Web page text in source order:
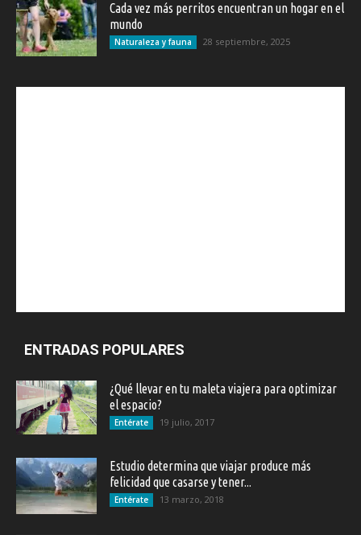
Cada vez más perritos encuentran un hogar en el
mundo
Naturaleza y fauna 28 septiembre, 2025
ENTRADAS POPULARES
¿Qué llevar en tu maleta viajera para optimizar
el espacio?
Entérate 19 julio, 2017
Estudio determina que viajar produce más
felicidad que casarse y tener...
Entérate 13 marzo, 2018